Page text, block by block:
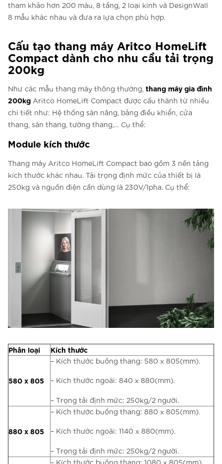
tham khảo hơn 200 màu, 8 tầng, 2 loại kính và DesignWall
8 mẫu khác nhau và đưa ra lựa chọn phù hợp.
Cấu tạo thang máy Aritco HomeLift
Compact dành cho nhu cầu tải trọng
200kg
Như các mẫu thang máy thông thường, thang máy gia đình
200kg Aritco HomeLift Compact được cấu thành từ nhiều
chi tiết như: Hệ thống sàn nâng, bảng điều khiển, cửa
thang, sàn thang, tường thang,… Cụ thể:
Module kích thước
Thang máy Aritco HomeLift Compact bao gồm 3 nền tảng
kích thước khác nhau. Tải trọng định mức của thiết bị là
250kg và nguồn điện cần dùng là 230V/1pha. Cụ thể:
Phân loại Kích thước
580 x 805
– Kích thước buồng thang: 580 x 805(mm).
– Kích thước ngoài: 840 x 880(mm).
– Trọng tải định mức: 250kg/2 người.
880 x 805
– Kích thước buồng thang: 880 x 805(mm).
– Kích thước ngoài: 1140 x 880(mm).
– Trọng tải định mức: 250kg/2 người.
– Kích thước buồng thang: 1080 x 805(mm).